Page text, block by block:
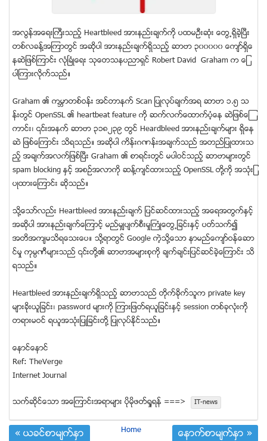
အလြန္အေရးႀကီးသည့္ Heartbleed အားနည္းခ်က္ကို ပထမဦးဆံုး ေတြ႕ရွိခဲ့ၿပီး
တစ္လခန္႔အၾကာတြင္ အဆိုပါ အားနည္းခ်က္ရွိသည့္ ဆာဗာ ၃၀၀၀၀၀ ေက်ာ္ရွိေ
နဆဲျဖစ္ၾကာင္း လံုၿခံဳေရး သုေတသနပညာရွင္ Robert David Graham က ေျ
ပာၾကားလုိက္သည္။
Graham ၏ ကမၻာတစ္ဝန္း အင္တာနက္ Scan ျပဳလုပ္ခ်က္အရ ဆာဗာ ၁.၅ သ
န္းတြင္ OpenSSL ၏ heartbeat feature ကုိ ဆက္လက္ေထာက္ပ့ံေန ဆဲျဖစ္ေၾ
ကာင္း၊ ၎အနက္ ဆာဗာ ၃၁၈၂၃၉ တြင္ Heardbleed အားနည္းခ်က္မ်ား ရွိေန
ဆဲ ျဖစ္ေၾကာင္း သိရသည္။ အဆိုပါ ကိန္းဂဏန္းအခ်က္သည္ အတည္ျပဳထားသ
ည့္ အခ်က္အလက္ျဖစ္ၿပီး Graham ၏ စာရင္းတြင္ မပါဝင္သည့္ ဆာဗာမ်ားတြင္
spam blocking ႏွင့္ အစဥ္အလာကို ဆန္႔က်င္ထားသည့္ OpenSSL တို႔ကို အသံုးျ
ပဳထားေၾကာင္း ဆုိသည္။
သို႔ေသာ္လည္း Heartbleed အားနည္းခ်က္ ျပင္ဆင္ထားသည့္ အေရအတြက္ႏွင့္
အဆိုပါ အားနည္းခ်က္ေၾကာင့္ မည္မွ်ပ်က္စီးမႈႀကံဳေတြ႕ျခင္းႏွင့္ ပတ္သက္၍
အတိအက်မသိရေသးေပ။ သုိ႔ရာတြင္ Google ကဲ့သို႔ေသာ နာမည္ေက်ာ္ဝန္ေဆာ
င္မႈ ကုမၸဏီမ်ားသည္ ၎တို႔၏ ဆာဗာအမ်ားစုကို ခ်က္ခ်င္းျပင္ဆင္ခဲ့ေၾကာင္း သိ
ရသည္။
Heartbleed အားနည္းခ်က္ရွိသည့္ ဆာဗာသည္ တိုက္ခိုက္သူက private key
မ်ားခိုးယူျခင္း၊ password မ်ားကို ၾကားျဖတ္ရယူျခင္းႏွင့္ session တစ္ခုလံုးကို
တရားမဝင္ ရယူအသံုးျပဳျခင္းတုိ႔ ျပဳလုပ္ႏုိင္သည္။
ေနာင္ေနာင္
Ref: TheVerge
Internet Journal
သက္ဆုိင္ေသာ အေၾကာင္းအရာမ်ား ပုိမုိဖတ္ရႈရန္ ===> IT-news
« ယခင္စာမ်က္ႏွာ Home ေနာက္စာမ်က္ႏွာ »